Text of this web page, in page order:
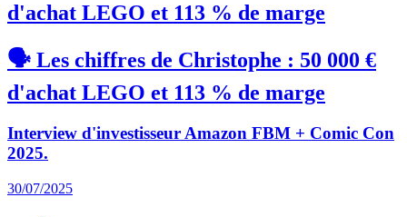
d'achat LEGO et 113 % de marge
🗣️ Les chiffres de Christophe : 50 000 €
d'achat LEGO et 113 % de marge
Interview d'investisseur Amazon FBM + Comic Con
2025.
30/07/2025